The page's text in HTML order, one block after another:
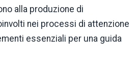
alla produzione di
nei processi di attenzione
essenziali per una guida